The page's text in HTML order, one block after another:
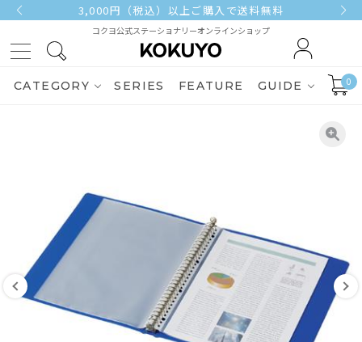
3,000円（税込）以上ご購入で送料無料
コクヨ公式ステーショナリーオンラインショップ
CATEGORY SERIES FEATURE GUIDE 0